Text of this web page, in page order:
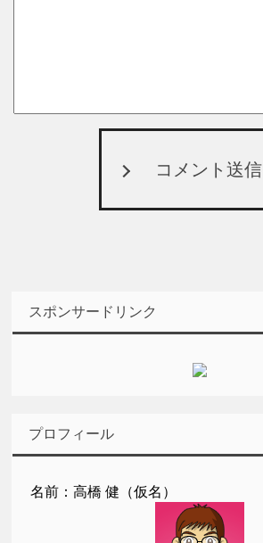
コメント送信
スポンサードリンク
プロフィール
名前：高橋 健（仮名）